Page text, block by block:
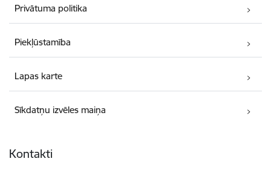
Privātuma politika
Piekļūstamība
Lapas karte
Sīkdatņu izvēles maiņa
Kontakti